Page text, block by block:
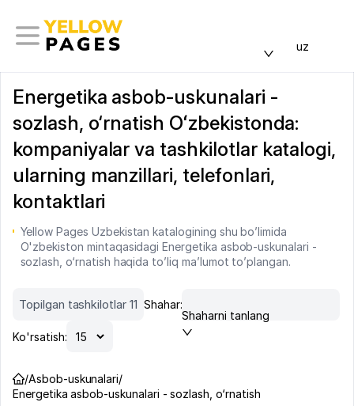
uz
Energetika asbob-uskunalari -
sozlash, o‘rnatish Oʻzbekistonda:
kompaniyalar va tashkilotlar katalogi,
ularning manzillari, telefonlari,
kontaktlari
Yellow Pages Uzbekistan katalogining shu bo’limida
O'zbekiston mintaqasidagi Energetika asbob-uskunalari -
sozlash, o‘rnatish haqida to’liq ma’lumot to’plangan.
Topilgan tashkilotlar 11 Shahar:
Shaharni tanlang
Ko'rsatish:
/Asbob-uskunalari/
Energetika asbob-uskunalari - sozlash, o‘rnatish